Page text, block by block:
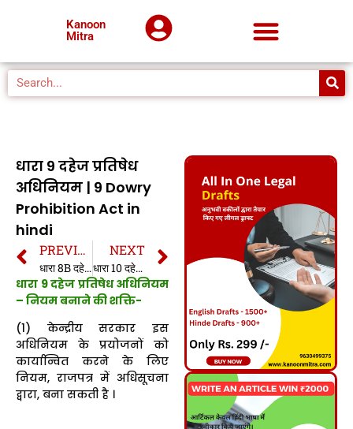
Kanoon
Mitra
धारा 9 दहेज प्रतिषेध
अधिनियम | 9 Dowry
Prohibition Act in
hindi
PREVIOUS
धारा 8B दहेज प्रतिषेध अधिनियम | 8B Dowry Prohibition Act in hindi
NEXT
धारा 10 दहेज प्रतिषेध अधिनियम | 10 Dowry Prohibition Act in hindi
धारा 9 दहेज प्रतिषेध अधिनियम
– नियम बनाने की शक्ति-
(1) केन्द्रीय सरकार इस
अधिनियम के प्रयोजनों को
कार्यान्वित करने के लिए
नियम, राजपत्र में अधिसूचना
द्वारा, बना सकती है ।